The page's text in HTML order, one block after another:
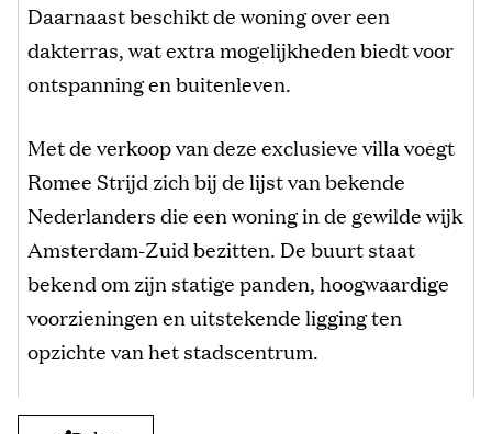
Daarnaast beschikt de woning over een
dakterras, wat extra mogelijkheden biedt voor
ontspanning en buitenleven.
Met de verkoop van deze exclusieve villa voegt
Romee Strijd zich bij de lijst van bekende
Nederlanders die een woning in de gewilde wijk
Amsterdam-Zuid bezitten. De buurt staat
bekend om zijn statige panden, hoogwaardige
voorzieningen en uitstekende ligging ten
opzichte van het stadscentrum.